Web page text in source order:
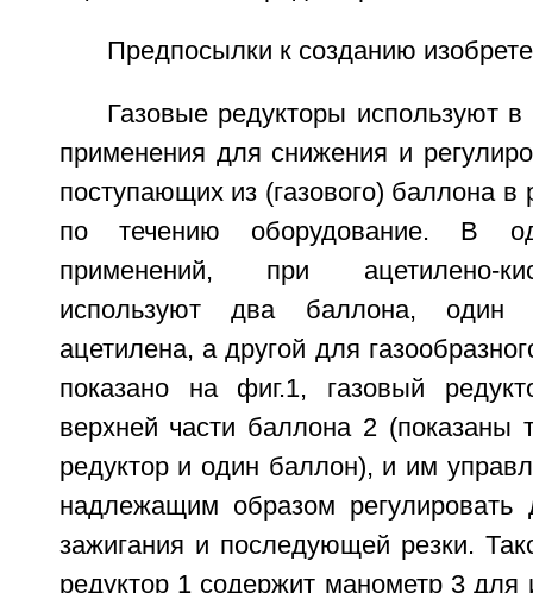
Предпосылки к созданию
Газовые редукторы используют в
применения для снижения и
поступающих из (газового) баллона
по течению оборудование. В
применений, при ацетилено-
используют два баллона, один
ацетилена, а другой для
показано на фиг.1, газовый
верхней части баллона 2 (показаны
редуктор и один баллон), и им
надлежащим образом регулировать
зажигания и последующей резки.
редуктор 1 содержит манометр 3 для